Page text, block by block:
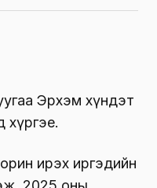
Эрхэм хүндэт
хүргэе.
ирэх иргэдийн